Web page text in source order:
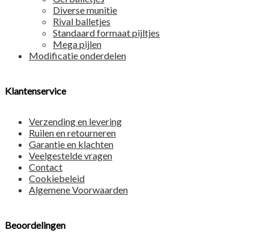
Diverse munitie
Rival balletjes
Standaard formaat pijltjes
Mega pijlen
Modificatie onderdelen
Klantenservice
Verzending en levering
Ruilen en retourneren
Garantie en klachten
Veelgestelde vragen
Contact
Cookiebeleid
Algemene Voorwaarden
Beoordelingen